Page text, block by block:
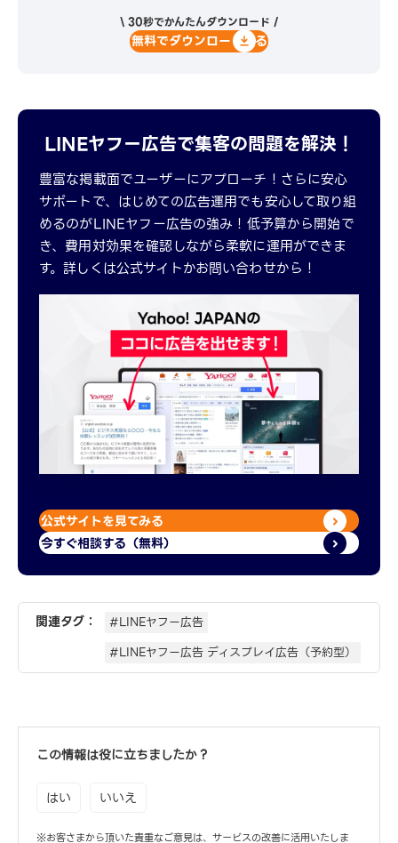
\ 30秒でかんたんダウンロード /
無料でダウンロードする
LINEヤフー広告で集客の問題を解決！
豊富な掲載面でユーザーにアプローチ！さらに安心
サポートで、はじめての広告運用でも安心して取り組
めるのがLINEヤフー広告の強み！低予算から開始で
き、費用対効果を確認しながら柔軟に運用ができま
す。詳しくは公式サイトかお問い合わせから！
公式サイトを見てみる
今すぐ相談する（無料）
関連タグ：
#LINEヤフー広告
#LINEヤフー広告 ディスプレイ広告（予約型）
この情報は役に立ちましたか？
はい いいえ
※お客さまから頂いた貴重なご意見は、サービスの改善に活用いたしま